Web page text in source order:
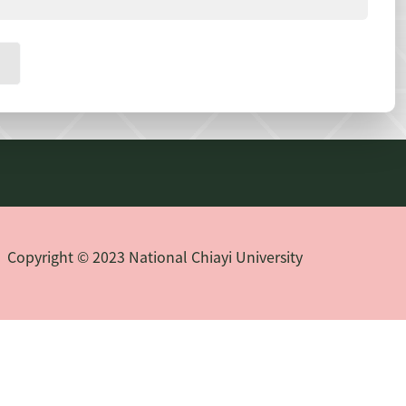
Copyright © 2023 National Chiayi University